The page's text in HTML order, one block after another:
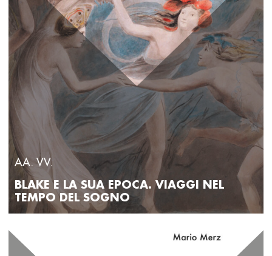
AA. VV.
BLAKE E LA SUA EPOCA. VIAGGI NEL
TEMPO DEL SOGNO